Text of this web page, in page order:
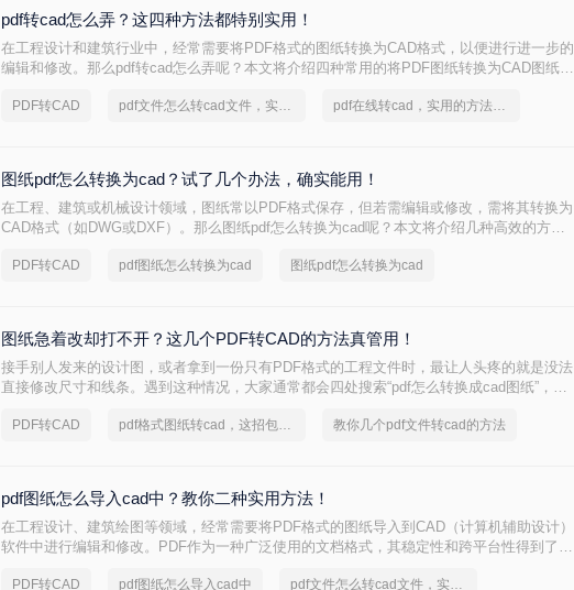
pdf转cad怎么弄？这四种方法都特别实用！
在工程设计和建筑行业中，经常需要将PDF格式的图纸转换为CAD格式，以便进行进一步的
编辑和修改。那么pdf转cad怎么弄呢？本文将介绍四种常用的将PDF图纸转换为CAD图纸的
PDF转CAD pdf文件怎么转cad文件，实用方法不要错过 pdf在线转cad，实用的方法来了
图纸pdf怎么转换为cad？试了几个办法，确实能用！
在工程、建筑或机械设计领域，图纸常以PDF格式保存，但若需编辑或修改，需将其转换为
CAD格式（如DWG或DXF）。那么图纸pdf怎么转换为cad呢？本文将介绍几种高效的方
PDF转CAD pdf图纸怎么转换为cad 图纸pdf怎么转换为cad
图纸急着改却打不开？这几个PDF转CAD的方法真管用！
接手别人发来的设计图，或者拿到一份只有PDF格式的工程文件时，最让人头疼的就是没法
直接修改尺寸和线条。遇到这种情况，大家通常都会四处搜索“pdf怎么转换成cad图纸”，希
PDF转CAD pdf格式图纸转cad，这招包管用 教你几个pdf文件转cad的方法
pdf图纸怎么导入cad中？教你二种实用方法！
在工程设计、建筑绘图等领域，经常需要将PDF格式的图纸导入到CAD（计算机辅助设计）
软件中进行编辑和修改。PDF作为一种广泛使用的文档格式，其稳定性和跨平台性得到了广
软件中。那么pdf图纸怎么导入cad中呢？本文将介绍两种将PDF图纸导入CAD中的方法。
PDF转CAD pdf图纸怎么导入cad中 pdf文件怎么转cad文件，实用方法不要错过